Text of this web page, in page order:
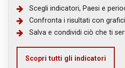
Scegli indicatori, Paesi e
Confronta i risultati con
Salva e condividi ciò che ti
Scopri tutti gli indicatori